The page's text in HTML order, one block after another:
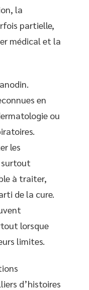
la
partielle,
médical et la
en
ou
les
surtout
à traiter,
de la cure.
lorsque
limites.
d’histoires